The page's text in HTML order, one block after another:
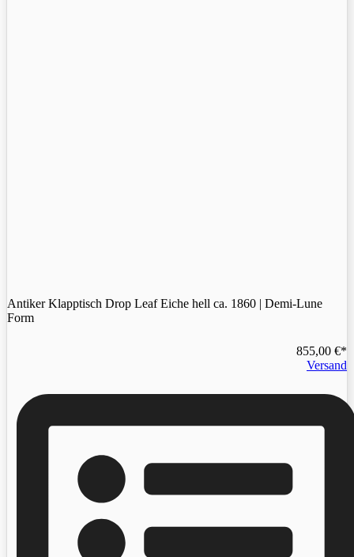
Antiker Klapptisch Drop Leaf Eiche hell ca. 1860 | Demi-Lune
Form
855,00 €
Versand